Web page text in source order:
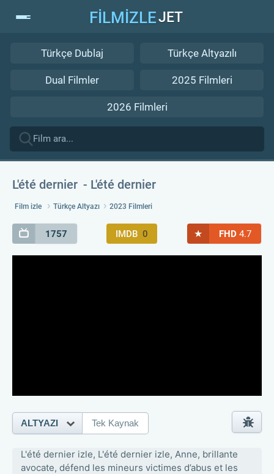
FİLMİZLEJET
Türkçe Dublaj Türkçe Altyazılı
Dual Filmler 2025 Filmleri
2026 Filmleri
L'été dernier L'été dernier
Film izle Türkçe Altyazı 2023 Filmleri
1757 IMDB 0 ★ FHD 4.7
L'été dernier izle, L'été dernier izle, Anne, brillante
avocate, défend les mineurs victimes d’abus et les
ALTYAZI Tek Kaynak